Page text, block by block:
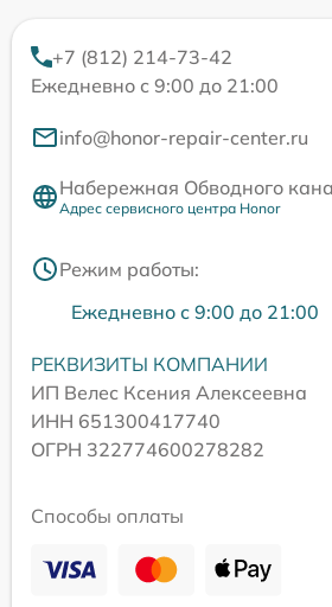
+7 (812) 214-73-42
Ежедневно с 9:00 до 21:00
info@honor-repair-center.ru
Набережная Обводного
Адрес сервисного центра Honor
Режим работы:
Ежедневно с 9:00 до 21:00
РЕКВИЗИТЫ КОМПАНИИ
ИП Велес Ксения Алексеевна
ИНН 651300417740
ОГРН 322774600278282
Способы оплаты